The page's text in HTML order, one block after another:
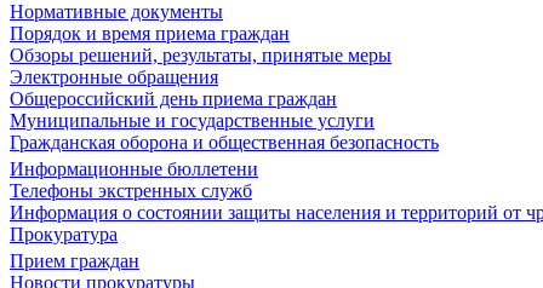
Нормативные документы
Порядок и время приема граждан
Обзоры решений, результаты, принятые меры
Электронные обращения
Общероссийский день приема граждан
Муниципальные и государственные услуги
Гражданская оборона и общественная безопасность
Информационные бюллетени
Телефоны экстренных служб
Информация о состоянии защиты населения и территорий от
Прокуратура
Прием граждан
Новости прокуратуры